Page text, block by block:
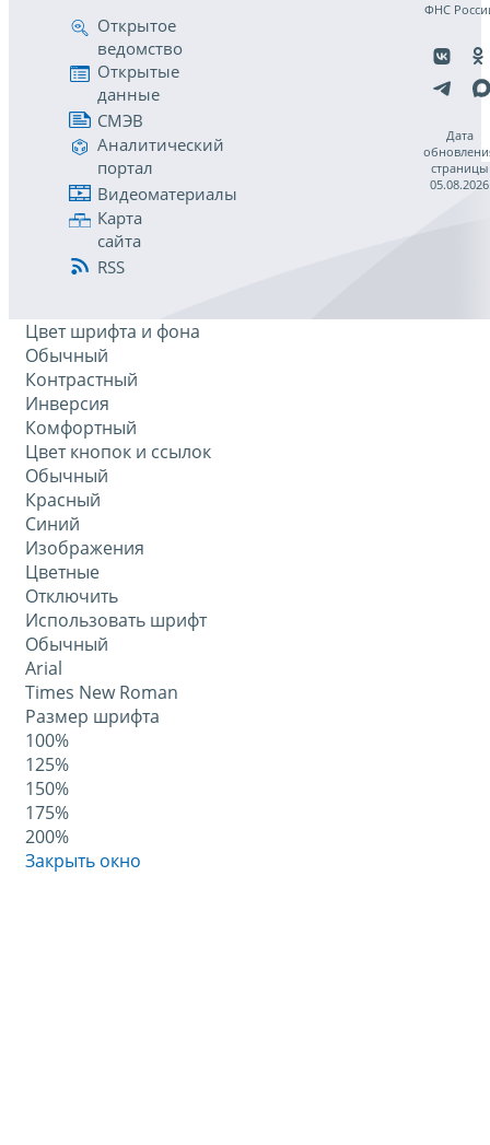
Открытое
ведомство
Открытые
данные
СМЭВ
Аналитический
портал
Видеоматериалы
Карта
сайта
RSS
ФНС
Дата
страницы
05.08.2026
Цвет шрифта и фона
Обычный
Контрастный
Инверсия
Комфортный
Цвет кнопок и ссылок
Обычный
Красный
Синий
Изображения
Цветные
Отключить
Использовать шрифт
Обычный
Arial
Times New Roman
Размер шрифта
100%
125%
150%
175%
200%
Закрыть окно